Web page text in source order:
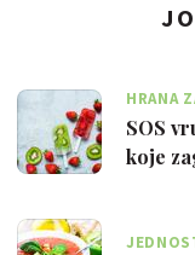
HRANA
SOS
koje